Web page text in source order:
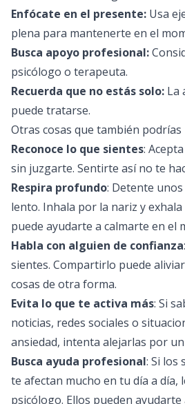
Enfócate en el presente: Usa
plena para mantenerte en el
Busca apoyo profesional:
psicólogo o terapeuta.
Recuerda que no estás solo: La
puede tratarse.
Otras cosas que también
Reconoce lo que sientes:
sin juzgarte. Sentirte así no te
Respira profundo: Detente
lento. Inhala por la nariz y
puede ayudarte a calmarte en el
Habla con alguien de confianza
sientes. Compartirlo puede
cosas de otra forma.
Evita lo que te activa más: Si
noticias, redes sociales o
ansiedad, intenta alejarlas por
Busca ayuda profesional: Si los
te afectan mucho en tu día a día,
psicólogo. Ellos pueden